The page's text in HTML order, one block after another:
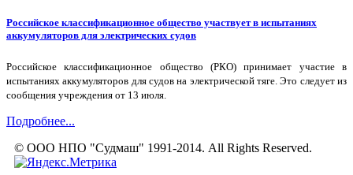
Российское классификационное общество участвует в испытаниях
аккумуляторов для электрических судов
Российское классификационное общество (РКО) принимает участие в
испытаниях аккумуляторов для судов на электрической тяге. Это следует из
сообщения учреждения от 13 июля.
Подробнее...
© ООО НПО "Судмаш" 1991-2014. All Rights Reserved.